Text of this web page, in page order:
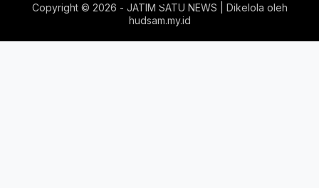
Copyright © 2026 - JATIM SATU NEWS | Dikelola oleh
hudsam.my.id